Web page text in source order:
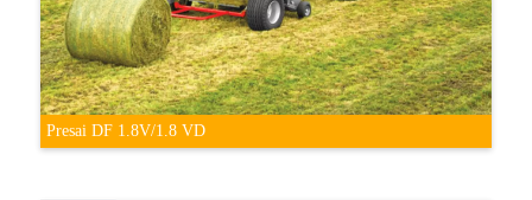
Presai DF 1.8V/1.8 VD